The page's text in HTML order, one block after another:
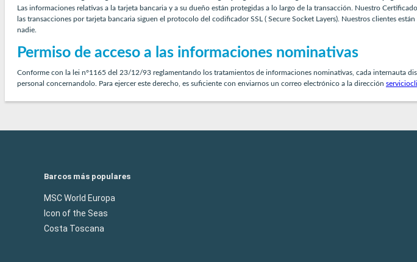
Las informaciones relativas a la tarjeta bancaria y a su dueño están protegidas a lo largo de la transacción. Nuestro
las transacciones por tarjeta bancaria siguen el protocolo del codificador SSL ( Secure Socket Layers). Nuestros clientes
nadie.
Permiso de acceso a las informaciones nominativas
Conforme con la lei n°1165 del 23/12/93 reglamentando los tratamientos de informaciones nominativas, cada internauta
personal concernandolo. Para ejercer este derecho, es suficiente con enviarnos un correo electrónico a la dirección
Barcos más populares
MSC World Europa
Icon of the Seas
Costa Toscana